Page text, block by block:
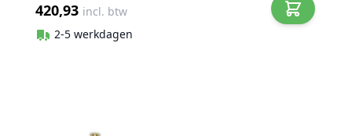
420,93 incl. btw
2-5 werkdagen